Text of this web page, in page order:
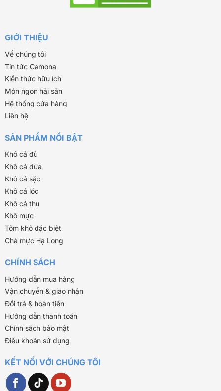
GIỚI THIỆU
Về chúng tôi
Tin tức Camona
Kiến thức hữu ích
Món ngon hải sản
Hệ thống cửa hàng
Liên hệ
SẢN PHẨM NỔI BẬT
Khô cá đù
Khô cá dứa
Khô cá sặc
Khô cá lóc
Khô cá thu
Khô mực
Tôm khô đặc biệt
Chả mực Hạ Long
CHÍNH SÁCH
Hướng dẫn mua hàng
Vận chuyển & giao nhận
Đổi trả & hoàn tiền
Hướng dẫn thanh toán
Chính sách bảo mật
Điều khoản sử dụng
KẾT NỐI VỚI CHÚNG TÔI